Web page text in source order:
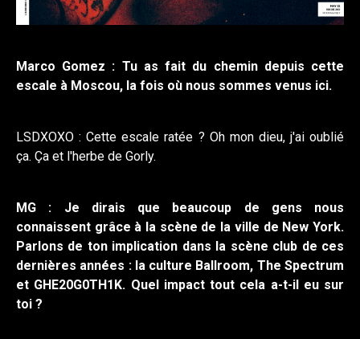
Marco Gomez : Tu as fait du chemin depuis cette
escale à Moscou, la fois où nous sommes venus ici.
LSDXOXO : Cette escale ratée ? Oh mon dieu, j'ai oublié
ça. Ça et l'herbe de Gorly.
MG : Je dirais que beaucoup de gens nous
connaissent grâce à la scène de la ville de New York.
Parlons de ton implication dans la scène club de ces
dernières années : la culture Ballroom, The Spectrum
et GHE20G0TH1K. Quel impact tout cela a-t-il eu sur
toi ?